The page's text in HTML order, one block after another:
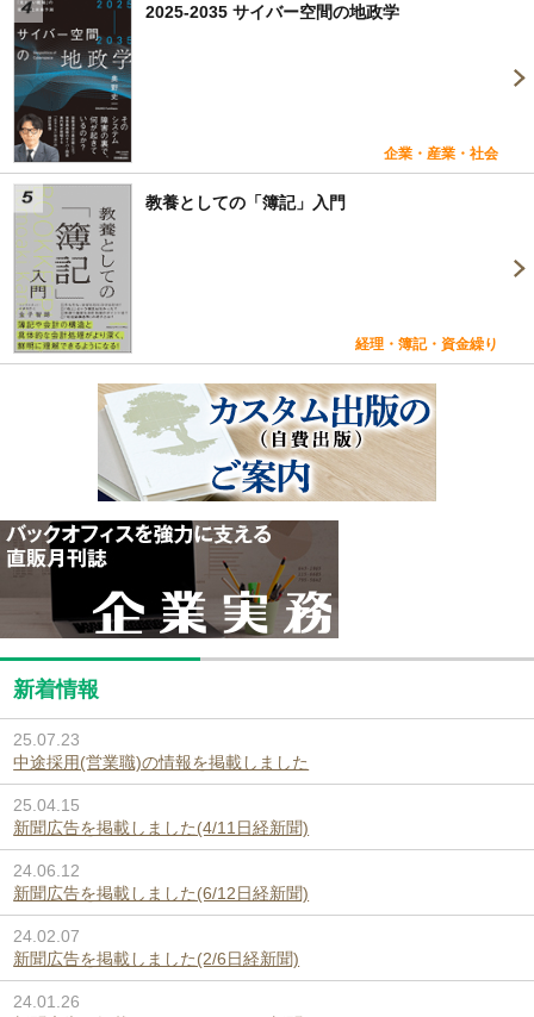
2025-2035 サイバー空間の地政学
企業・産業・社会
教養としての「簿記」入門
経理・簿記・資金繰り
新着情報
25.07.23
中途採用(営業職)の情報を掲載しました
25.04.15
新聞広告を掲載しました(4/11日経新聞)
24.06.12
新聞広告を掲載しました(6/12日経新聞)
24.02.07
新聞広告を掲載しました(2/6日経新聞)
24.01.26